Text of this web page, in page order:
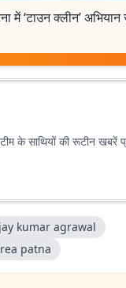
में ‘टाउन क्लीन’ अभियान
के साथियों की रूटीन खबरें
kumar agrawal
patna